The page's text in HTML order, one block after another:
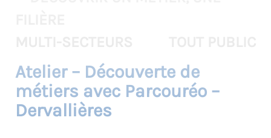
Atelier – Découverte de
métiers avec Parcouréo –
Dervallières